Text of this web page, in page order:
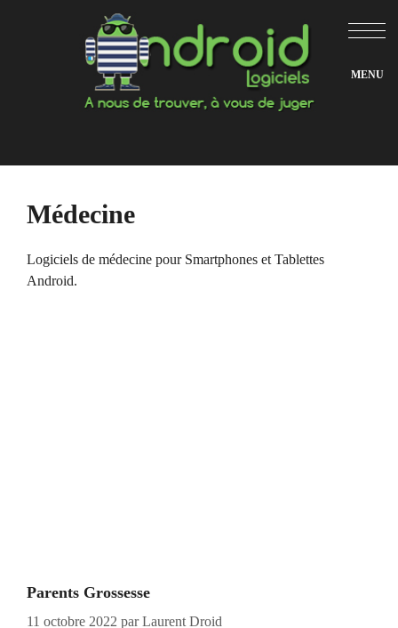
Médecine
Logiciels de médecine pour Smartphones et Tablettes
Android.
Parents Grossesse
11 octobre 2022 parLaurent Droid